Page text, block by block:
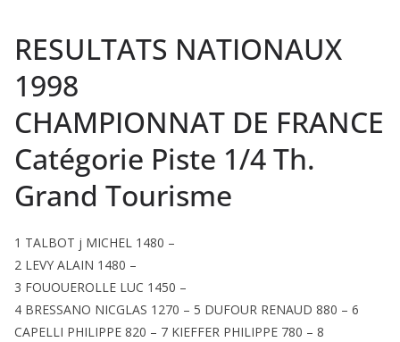
RESULTATS NATIONAUX
1998
CHAMPIONNAT DE FRANCE
Catégorie Piste 1/4 Th.
Grand Tourisme
1 TALBOT j MICHEL 1480 –
2 LEVY ALAIN 1480 –
3 FOUOUEROLLE LUC 1450 –
4 BRESSANO NICGLAS 1270 – 5 DUFOUR RENAUD 880 – 6
CAPELLI PHILIPPE 820 – 7 KIEFFER PHILIPPE 780 – 8